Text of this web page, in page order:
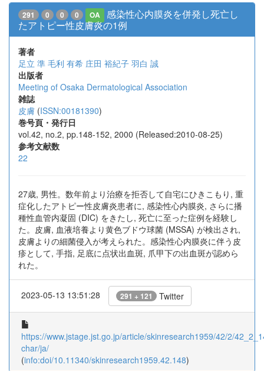
291 0 0 0 OA
感染性心内膜炎を併発し死亡し
たアトピー性皮膚炎の1例
著者
足立 準 毛利 有希 庄田 裕紀子 羽白 誠
出版者
Meeting of Osaka Dermatological Association
雑誌
皮膚 (ISSN:00181390)
巻号頁・発行日
vol.42, no.2, pp.148-152, 2000 (Released:2010-08-25)
参考文献数
22
27歳, 男性。数年前より治療を拒否して自宅にひきこもり, 重
症化したアトピー性皮膚炎患者に, 感染性心内膜炎, さらに播
種性血管内凝固 (DIC) をきたし, 死亡に至った症例を経験し
た。皮膚, 血液培養より黄色ブドウ球菌 (MSSA) が検出され,
皮膚よりの細菌侵入が考えられた。感染性心内膜炎に伴う皮
疹として, 手指, 足底に点状出血斑, 爪甲下の出血斑が認めら
れた。
2023-05-13 13:51:28 291 + 121 Twitter
https://www.jstage.jst.go.jp/article/skinresearch1959/42/2/
char/ja/
(info:doi/10.11340/skinresearch1959.42.148)